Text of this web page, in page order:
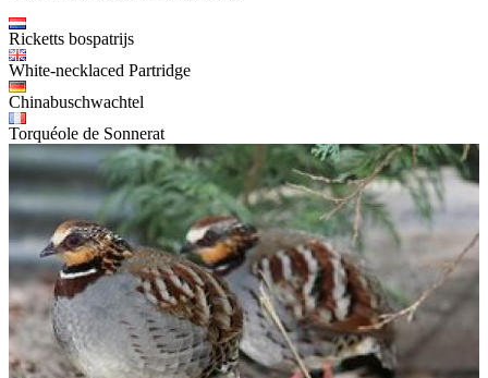
Ricketts bospatrijs
White-necklaced Partridge
Chinabuschwachtel
Torquéole de Sonnerat